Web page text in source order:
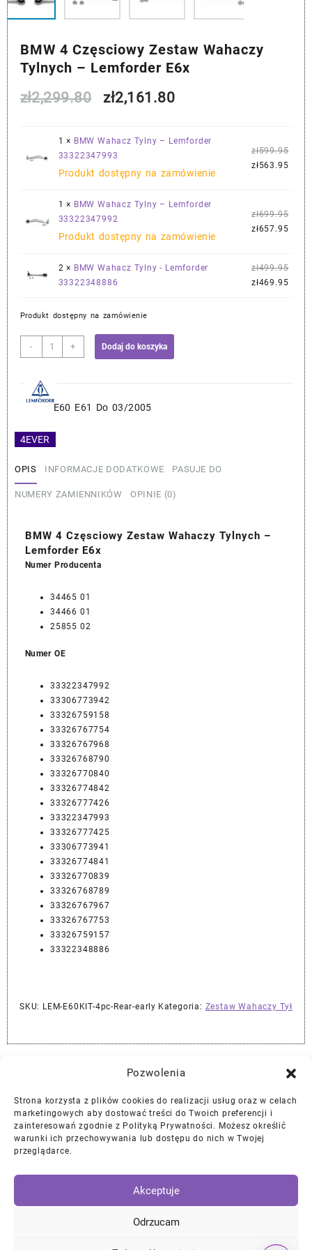
Pozwolenia
Strona korzysta z plików cookies do realizacji usług oraz w celach
marketingowych aby dostować treści do Twoich preferencji i
zainteresowań zgodnie z Polityką Prywatności. Możesz określić
warunki ich przechowywania lub dostępu do nich w Twojej
przeglądarce.
Akceptuje
Odrzucam
4EVER
BMW 4 Częsciowy Zestaw Wahaczy
Tylnych – Lemforder E6x
zł2,299.80
Pierwotna
cena
wynosiła:
zł2,299.80.
zł2,161.80Aktualna
cena
1 × BMW Wahacz Tylny – Lemforder
33322347993
Produkt dostępny na zamówienie
zł599.95
cena
zł563.95
cena
1 × BMW Wahacz Tylny – Lemforder
33322347992
Produkt dostępny na zamówienie
zł699.95
cena
zł657.95
cena
2 × BMW Wahacz Tylny - Lemforder
33322348886
zł499.95
cena
zł469.95
cena
Produkt dostępny na zamówienie
-
ilość
BMW
Częsciowy
Zestaw
Tylnych
–
E6x
+ Dodaj do koszyka
E60 E61 Do 03/2005
OPIS INFORMACJE DODATKOWE PASUJE DO
NUMERY ZAMIENNIKÓW OPINIE (0)
BMW 4 Częsciowy Zestaw Wahaczy Tylnych –
Lemforder E6x
Numer Producenta
34465 01
34466 01
25855 02
Numer OE
33322347992
33306773942
33326759158
33326767754
33326767968
33326768790
33326770840
33326774842
33326777426
33322347993
33326777425
33306773941
33326774841
33326770839
33326768789
33326767967
33326767753
33326759157
33322348886
SKU: LEM-E60KIT-4pc-Rear-early Kategoria: Zestaw Wahaczy Tył
Najlepszej Jakości Części Samochodowe z Gwarancją Dożywotnią!*
Gwarancja i Zwroty
Polityka Prywatności
Regulamin Ciasteczka
Instagram
Facebook
YouTube
Mail